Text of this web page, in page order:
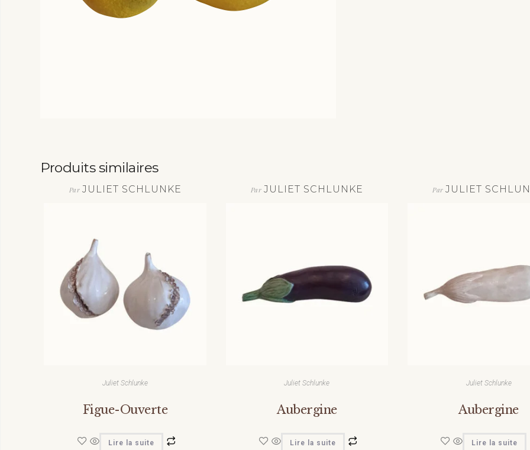
Produits similaires
Par JULIET SCHLUNKE
Juliet Schlunke
Figue-Ouverte
Lire la suite
Par JULIET SCHLUNKE
Juliet Schlunke
Aubergine
Lire la suite
ParJULIET
Juliet Schlunke
Aubergine
Lire la suite